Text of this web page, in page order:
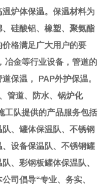
炉体保温。保温材料为
硅酸铝、橡塑、聚氨酯
格满足广大用户的要
冶金等行业设备，管道的
保温， PAP外护保温。
管道、防水、锅炉化
工队提供的产品服务包括
、罐体保温队、不锈钢
设备保温队、不锈钢罐
、彩钢板罐体保温队、
司倡导“专业、务实、